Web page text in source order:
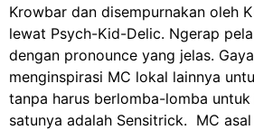
Krowbar dan disempurnakan oleh
lewat Psych-Kid-Delic. Ngerap
dengan pronounce yang jelas.
menginspirasi MC lokal lainnya
tanpa harus berlomba-lomba
satunya adalah Sensitrick. MC